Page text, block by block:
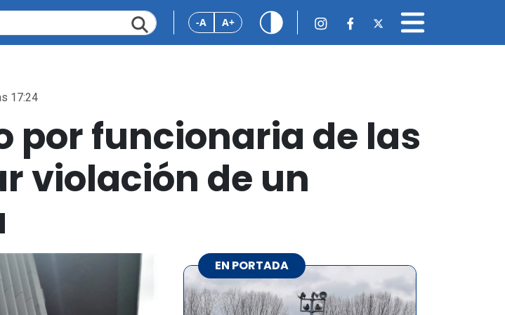
-A A+
17:24
por funcionaria de las
violación de un
EN PORTADA